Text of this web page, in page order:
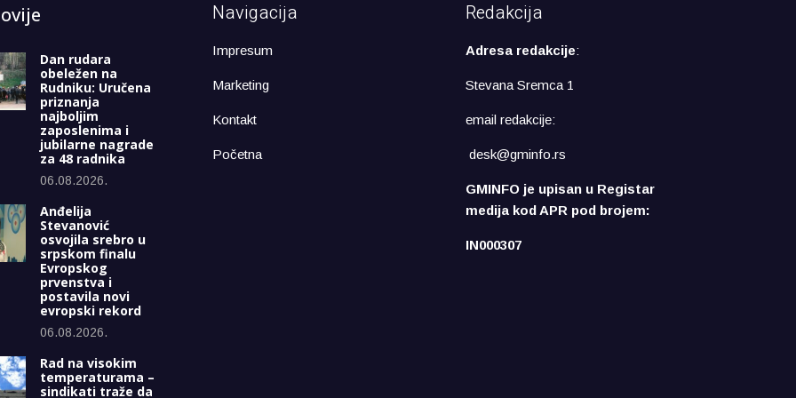
Dan rudara
obeležen na
Rudniku: Uručena
priznanja
najboljim
zaposlenima i
jubilarne nagrade
za 48 radnika
06.08.2026.
Anđelija
Stevanović
osvojila srebro u
srpskom finalu
Evropskog
prvenstva i
postavila novi
evropski rekord
06.08.2026.
Rad na visokim
temperaturama –
sindikati traže da
Navigacija
Impresum
Marketing
Kontakt
Početna
Redakcija
Adresa redakcije:
Stevana Sremca 1
email redakcije:
desk@gminfo.rs
GMINFO je upisan u Registar
medija kod APR pod brojem:
IN000307